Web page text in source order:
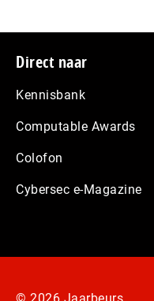
Footer
Direct naar
Kennisbank
Computable Awards
Colofon
Cybersec e-Magazine